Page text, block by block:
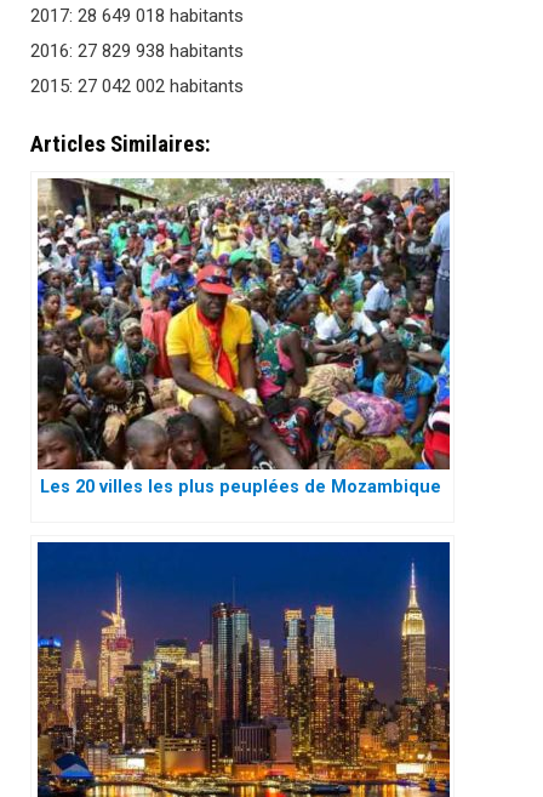
2017: 28 649 018 habitants
2016: 27 829 938 habitants
2015: 27 042 002 habitants
Articles Similaires:
Les 20 villes les plus peuplées de Mozambique